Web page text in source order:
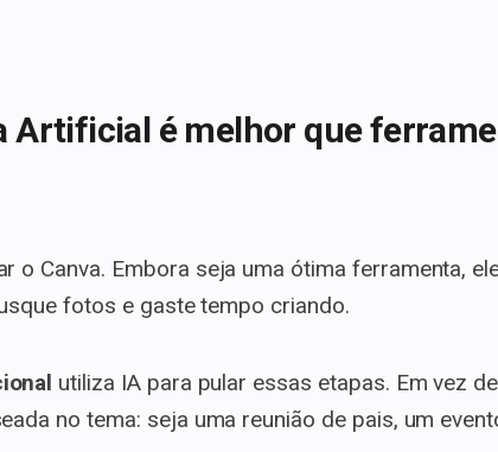
Artificial é melhor que
o Canva. Embora seja uma ótima ferramenta,
fotos e gaste tempo criando.
utiliza IA para pular essas etapas. Em vez
no tema: seja uma reunião de pais, um